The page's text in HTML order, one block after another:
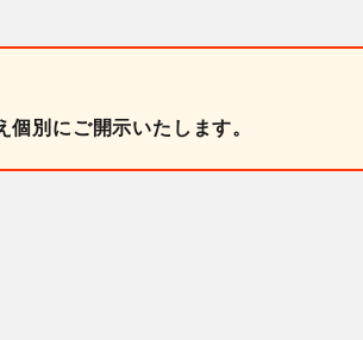
別にご開示いたします。